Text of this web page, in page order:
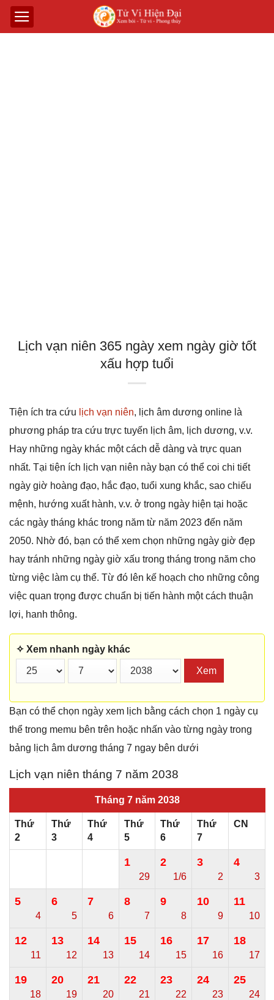
Lịch vạn niên 365 ngày xem ngày giờ tốt
xấu hợp tuổi
Tiện ích tra cứu lịch vạn niên, lịch âm dương online là
phương pháp tra cứu trực tuyến lịch âm, lịch dương, v.v.
Hay những ngày khác một cách dễ dàng và trực quan
nhất. Tại tiện ích lịch vạn niên này bạn có thể coi chi tiết
ngày giờ hoàng đạo, hắc đạo, tuổi xung khắc, sao chiếu
mệnh, hướng xuất hành, v.v. ở trong ngày hiện tại hoặc
các ngày tháng khác trong năm từ năm 2023 đến năm
2050. Nhờ đó, bạn có thể xem chọn những ngày giờ đẹp
hay tránh những ngày giờ xấu trong tháng trong năm cho
từng việc làm cụ thể. Từ đó lên kế hoạch cho những công
việc quan trọng được chuẩn bị tiến hành một cách thuận
lợi, hanh thông.
✧ Xem nhanh ngày khác
Xem
Bạn có thể chọn ngày xem lịch bằng cách chọn 1 ngày cụ
thể trong memu bên trên hoặc nhấn vào từng ngày trong
bảng lịch âm dương tháng 7 ngay bên dưới
Lịch vạn niên tháng 7 năm 2038
Tháng 7 năm 2038
Thứ
2
Thứ
3
Thứ
4
Thứ
5
Thứ
6
Thứ
7
CN
1
29
2
1/6
3
2
4
3
5
4
6
5
7
6
8
7
9
8
10
9
11
10
12
11
13
12
14
13
15
14
16
15
17
16
18
17
19
18
20
19
21
20
22
21
23
22
24
23
25
24